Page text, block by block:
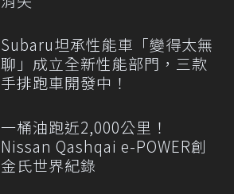
Subaru坦承性能車「變得太無
聊」成立全新性能部門，三款
手排跑車開發中！
一桶油跑近2,000公里！
Nissan Qashqai e-POWER創
金氏世界紀錄